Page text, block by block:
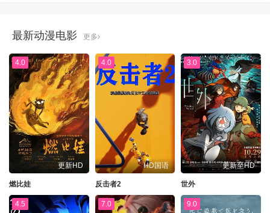
最新动漫电影 更多
4.0
更新HD
燃比娃
4.0
HD国语
反击者2
3.0
更新至HD
世外
4.5 7.0 9.0